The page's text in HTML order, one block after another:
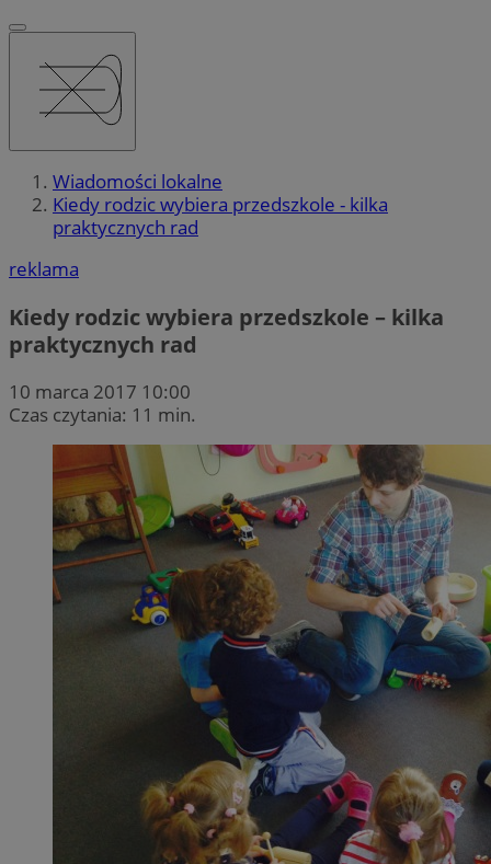
Wiadomości lokalne
Kiedy rodzic wybiera przedszkole - kilka
praktycznych rad
reklama
Kiedy rodzic wybiera przedszkole – kilka
praktycznych rad
10 marca 2017 10:00
Czas czytania: 11 min.